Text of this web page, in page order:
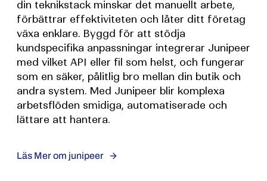
din teknikstack minskar det manuellt arbete,
förbättrar effektiviteten och låter ditt företag
växa enklare. Byggd för att stödja
kundspecifika anpassningar integrerar Junipeer
med vilket API eller fil som helst, och fungerar
som en säker, pålitlig bro mellan din butik och
andra system. Med Junipeer blir komplexa
arbetsflöden smidiga, automatiserade och
lättare att hantera.
Läs Mer om junipeer